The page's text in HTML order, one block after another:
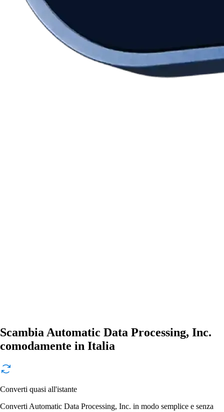
Scambia Automatic Data Processing, Inc.
comodamente in Italia
Converti quasi all'istante
Converti Automatic Data Processing, Inc. in modo semplice e senza